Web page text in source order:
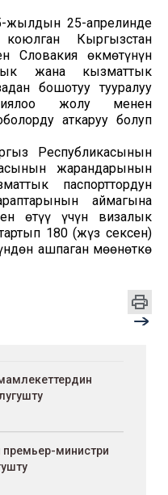
25-апрелинде
Кыргызстан
Словакия өкмөтүнүн
жана кызматтык
бошотуу тууралуу
жолу менен
аткаруу болуп
Республикасынын
жарандарынын
паспорттордун
аймагына
өтүү үчүн визалык
180 (жүз сексен)
ашпаган мөөнөткө
министри